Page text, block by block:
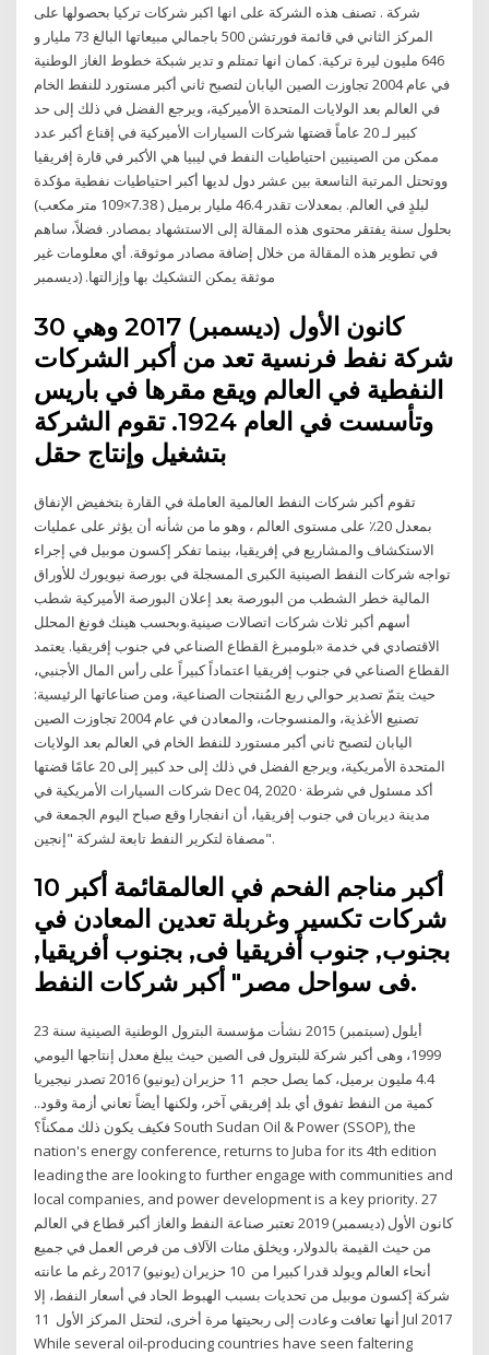
شركة . تصنف هذه الشركة على انها اكبر شركات تركيا بحصولها على
المركز الثاني في قائمة فورتشن 500 باجمالي مبيعاتها البالغ 73 مليار و
646 مليون ليرة تركية. كمان انها تمتلم و تدير شبكة خطوط الغاز الوطنية
في عام 2004 تجاوزت الصين اليابان لتصبح ثاني أكبر مستورد للنفط الخام
في العالم بعد الولايات المتحدة الأميركية، ويرجع الفضل في ذلك إلى حد
كبير لـ 20 عاماً قضتها شركات السيارات الأميركية في إقناع أكبر عدد
ممكن من الصينيين احتياطيات النفط في ليبيا هي الأكبر في قارة إفريقيا
ووتحتل المرتبة التاسعة بين عشر دول لديها أكبر احتياطيات نفطية مؤكدة
لبلدٍ في العالم. بمعدلات تقدر 46.4 مليار برميل ( 7.38×109 متر مكعب)
بحلول سنة يفتقر محتوى هذه المقالة إلى الاستشهاد بمصادر. فضلاً، ساهم
في تطوير هذه المقالة من خلال إضافة مصادر موثوقة. أي معلومات غير
30 كانون الأول (ديسمبر) 2017 وهي
شركة نفط فرنسية تعد من أكبر الشركات
النفطية في العالم ويقع مقرها في باريس
وتأسست في العام 1924. تقوم الشركة
تقوم أكبر شركات النفط العالمية العاملة في القارة بتخفيض الإنفاق
بمعدل 20٪ على مستوى العالم ، وهو ما من شأنه أن يؤثر على عمليات
الاستكشاف والمشاريع في إفريقيا، بينما تفكر إكسون موبيل في إجراء
تواجه شركات النفط الصينية الكبرى المسجلة في بورصة نيويورك للأوراق
المالية خطر الشطب من البورصة بعد إعلان البورصة الأميركية شطب
أسهم أكبر ثلاث شركات اتصالات صينية.وبحسب هينك فونغ المحلل
الاقتصادي في خدمة «بلومبرغ القطاع الصناعي في جنوب إفريقيا. يعتمد
القطاع الصناعي في جنوب إفريقيا اعتماداً كبيراً على رأس المال الأجنبي،
حيث يتمّ تصدير حوالي ربع المُنتجات الصناعية، ومن صناعاتها الرئيسية:
تصنيع الأغذية، والمنسوجات، والمعادن في عام 2004 تجاوزت الصين
اليابان لتصبح ثاني أكبر مستورد للنفط الخام في العالم بعد الولايات
المتحدة الأمريكية، ويرجع الفضل في ذلك إلى حد كبير إلى 20 عامًا قضتها
شركات السيارات الأمريكية في Dec 04, 2020 · أكد مسئول في شرطة
مدينة ديربان في جنوب إفريقيا، أن انفجارا وقع صباح اليوم الجمعة في
مصفاة لتكرير النفط تابعة لشركة "إنجين".
أكبر مناجم الفحم في العالمقائمة أكبر 10
شركات تكسير وغربلة تعدين المعادن في
بجنوب, جنوب أفريقيا فى, بجنوب أفريقيا,
فى سواحل مصر" أكبر شركات النفط.
23 أيلول (سبتمبر) 2015 نشأت مؤسسة البترول الوطنية الصينية سنة
1999، وهى أكبر شركة للبترول فى الصين حيث يبلغ معدل إنتاجها اليومي
4.4 مليون برميل، كما يصل حجم 11 حزيران (يونيو) 2016 تصدر نيجيريا
كمية من النفط تفوق أي بلد إفريقي آخر، ولكنها أيضاً تعاني أزمة وقود..
فكيف يكون ذلك ممكناً؟ South Sudan Oil & Power (SSOP), the
nation's energy conference, returns to Juba for its 4th edition
leading the are looking to further engage with communities and
local companies, and power development is a key priority. 27
كانون الأول (ديسمبر) 2019 تعتبر صناعة النفط والغاز أكبر قطاع في العالم
من حيث القيمة بالدولار، ويخلق مئات الآلاف من فرص العمل في جميع
أنحاء العالم ويولد قدرا كبيرا من 10 حزيران (يونيو) 2017 رغم ما عانته
شركة ​إكسون موبيل​ من تحديات بسبب الهبوط الحاد في أسعار النفط، إلا
أنها تعافت وعادت إلى ربحيتها مرة أخرى، لتحتل المركز الأول 11 Jul 2017
While several oil-producing countries have seen faltering